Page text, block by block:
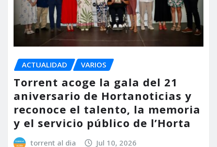
ACTUALIDAD VARIOS
Torrent acoge la gala del 21
aniversario de Hortanoticias y
reconoce el talento, la memoria
y el servicio público de l’Horta
torrent al dia Jul 10, 2026